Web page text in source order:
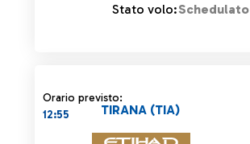
Stato volo:Schedulato
Orario previsto:
12:55
TIRANA (TIA)